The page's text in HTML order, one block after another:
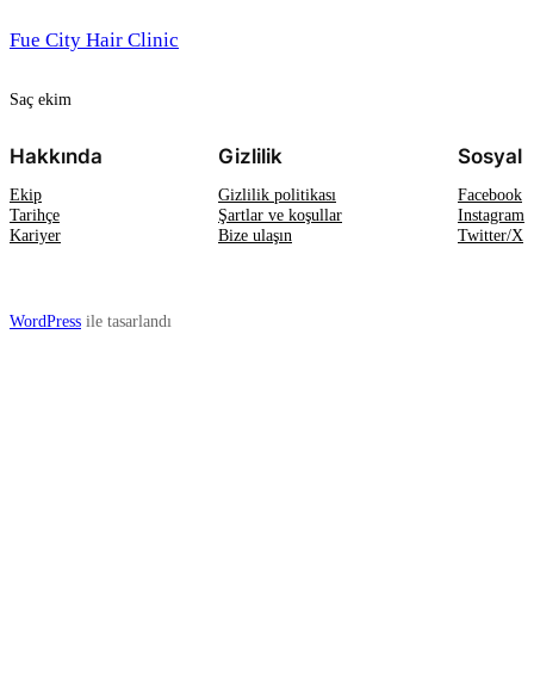
Fue City Hair Clinic
Saç ekim
Hakkında
Ekip
Tarihçe
Kariyer
Gizlilik
Gizlilik politikası
Şartlar ve koşullar
Bize ulaşın
Sosyal
Facebook
Instagram
Twitter/X
WordPress ile tasarlandı